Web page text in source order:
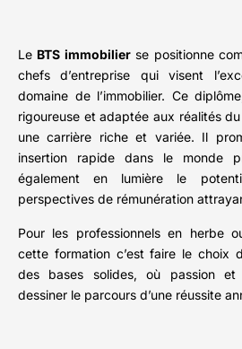
Le BTS immobilierse positionne
chefs d’entreprise qui visent
domaine de l’immobilier. Ce
rigoureuse et adaptée aux réalités
une carrière riche et variée. Il
insertion rapide dans le monde
également en lumière le
perspectives de rémunération
Pour les professionnels en herbe
cette formation c’est faire le choix
des bases solides, où passion et
dessiner le parcours d’une réussite